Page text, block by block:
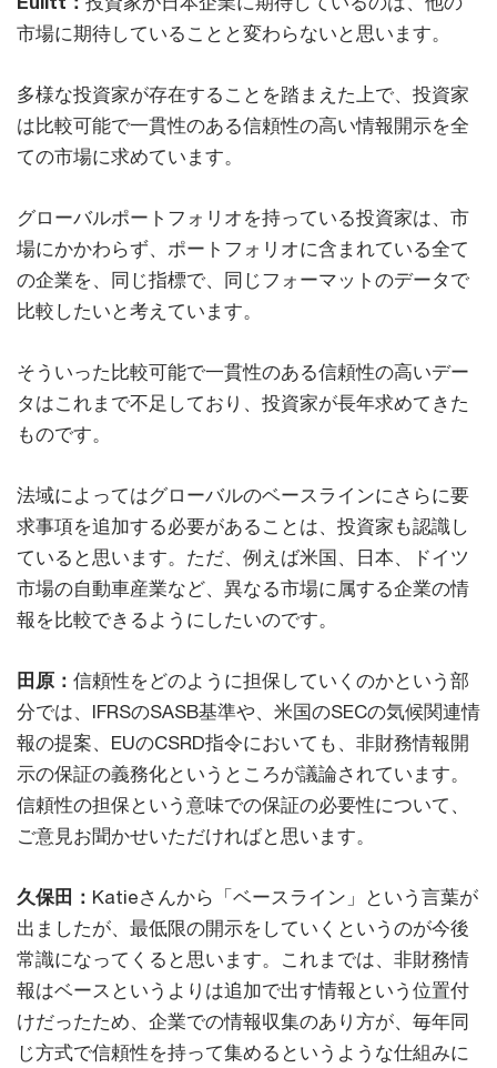
市場に期待していることと変わらないと思います。
多様な投資家が存在することを踏まえた上で、投資家
は比較可能で一貫性のある信頼性の高い情報開示を全
ての市場に求めています。
グローバルポートフォリオを持っている投資家は、市
場にかかわらず、ポートフォリオに含まれている全て
の企業を、同じ指標で、同じフォーマットのデータで
比較したいと考えています。
そういった比較可能で一貫性のある信頼性の高いデー
タはこれまで不足しており、投資家が長年求めてきた
ものです。
法域によってはグローバルのベースラインにさらに要
求事項を追加する必要があることは、投資家も認識し
ていると思います。ただ、例えば米国、日本、ドイツ
市場の自動車産業など、異なる市場に属する企業の情
報を比較できるようにしたいのです。
田原： 信頼性をどのように担保していくのかという部
分では、IFRSのSASB基準や、米国のSECの気候関連情
報の提案、EUのCSRD指令においても、非財務情報開
示の保証の義務化というところが議論されています。
信頼性の担保という意味での保証の必要性について、
ご意見お聞かせいただければと思います。
久保田： Katieさんから「ベースライン」という言葉が
出ましたが、最低限の開示をしていくというのが今後
常識になってくると思います。これまでは、非財務情
報はベースというよりは追加で出す情報という位置付
けだったため、企業での情報収集のあり方が、毎年同
じ方式で信頼性を持って集めるというような仕組みに